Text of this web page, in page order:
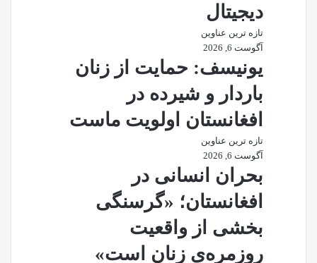
دیجیتال
تازه ترین عناوین
آگوست 6, 2026
یونیسف: حمایت از زنان
باردار و شیرده در
افغانستان اولویت ماست
تازه ترین عناوین
آگوست 6, 2026
بحران انسانی در
افغانستان؛ «گرسنگی
بخشی از واقعیت
روزمره‌ی زنان است»